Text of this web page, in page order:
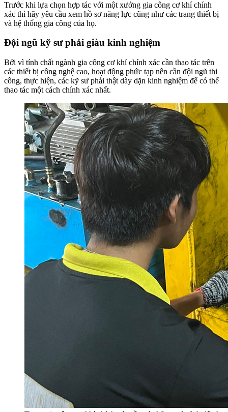
Trước khi lựa chọn hợp tác với một xưởng gia công cơ khí chính
xác thì hãy yêu cầu xem hồ sơ năng lực cũng như các trang thiết bị
và hệ thống gia công của họ.
Đội ngũ kỹ sư phải giàu kinh nghiệm
Bởi vì tính chất ngành gia công cơ khí chính xác cần thao tác trên
các thiết bị công nghệ cao, hoạt động phức tạp nên cần đội ngũ thi
công, thực hiện, các kỹ sư phải thật dày dặn kinh nghiệm để có thể
thao tác một cách chính xác nhất.